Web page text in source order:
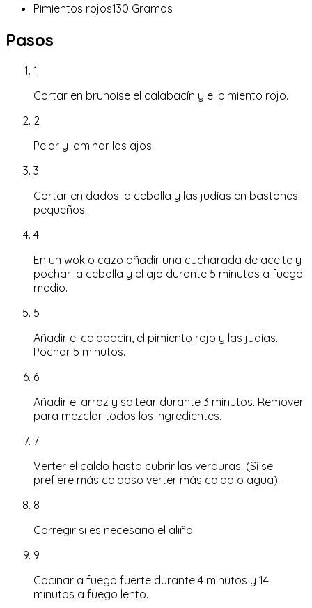
Pimientos rojos130 Gramos
Pasos
1
Cortar en brunoise el calabacín y el pimiento rojo.
2
Pelar y laminar los ajos.
3
Cortar en dados la cebolla y las judías en bastones
pequeños.
4
En un wok o cazo añadir una cucharada de aceite y
pochar la cebolla y el ajo durante 5 minutos a fuego
medio.
5
Añadir el calabacín, el pimiento rojo y las judías.
Pochar 5 minutos.
6
Añadir el arroz y saltear durante 3 minutos. Remover
para mezclar todos los ingredientes.
7
Verter el caldo hasta cubrir las verduras. (Si se
prefiere más caldoso verter más caldo o agua).
8
Corregir si es necesario el aliño.
9
Cocinar a fuego fuerte durante 4 minutos y 14
minutos a fuego lento.